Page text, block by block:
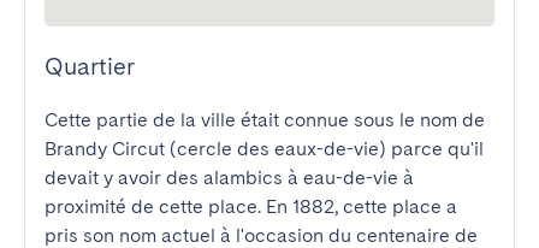
Quartier
Cette partie de la ville était connue sous le nom de
Brandy Circut (cercle des eaux-de-vie) parce qu'il
devait y avoir des alambics à eau-de-vie à
proximité de cette place. En 1882, cette place a
pris son nom actuel à l'occasion du centenaire de